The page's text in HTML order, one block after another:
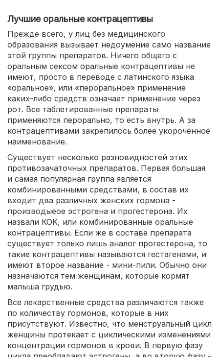
Лучшие оральные контрацептивы
Прежде всего, у лиц без медицинского
образования вызывает недоумение само название
этой группы препаратов. Ничего общего с
оральным сексом оральные контрацептивы не
имеют, просто в переводе с латинского языка
«оральное», или «пероральное» применение
каких-либо средств означает применение через
рот. Все таблетированные препараты
применяются перорально, то есть внутрь. А за
контрацептивами закрепилось более укороченное
наименование.
Существует несколько разновидностей этих
противозачаточных препаратов. Первая большая
и самая популярная группа является
комбинированными средствами, в состав их
входит два различных женских гормона -
производыеое эстрогена и прогестерона. Их
назвали КОК, или комбинированные оральные
контрацептивы. Если же в составе препарата
существует только лишь аналог прогестерона, то
такие контрацептивы называются гестагенами, и
имеют второе название - мини-пили. Обычно они
назначаются тем женщинам, которые кормят
малыша грудью.
Все лекарственные средства различаются также
по количеству гормонов, которые в них
присутствуют. Известно, что менструальный цикл
женщины протекает с циклическими изменениями
концентрации гормонов в крови. В первую фазу